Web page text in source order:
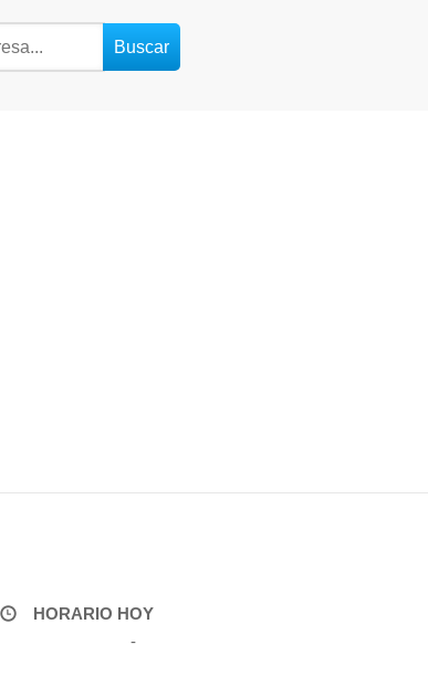
HORARIO HOY
-